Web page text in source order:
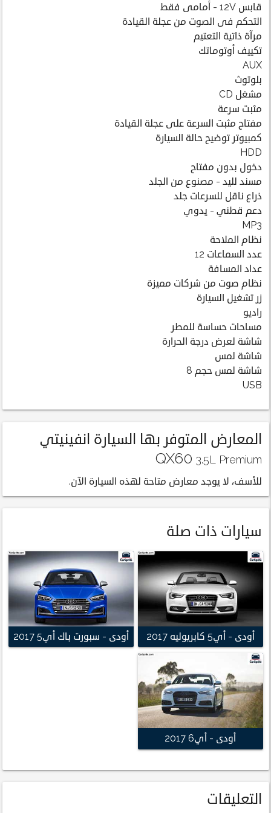
قابس 12V - أمامى فقط
التحكم فى الصوت من عجلة القيادة
مرآة ذاتية التعتيم
تكييف أوتوماتك
AUX
بلوتوث
مشغل CD
مثبت سرعة
مفتاح مثبت السرعة على عجلة القيادة
كمبيوتر توضيح حالة السيارة
HDD
دخول بدون مفتاح
مسند لليد - مصنوع من الجلد
ذراع ناقل للسرعات جلد
دعم قطني - يدوي
MP3
نظام الملاحة
عدد السماعات 12
عداد المسافة
نظام صوت من شركات مميزة
زر تشغيل السيارة
راديو
مساحات حساسة للمطر
شاشة لعرض درجة الحرارة
شاشة لمس
شاشة لمس حجم 8
USB
المعارض المتوفر بها السيارة انفينيتي
QX60 3.5L Premium
للأسف، لا يوجد معارض متاحة لهذه السيارة الآن.
سيارات ذات صلة
أودى - أي5 كابريوليه 2017 أودى - سبورت باك أي5 2017
أودى - أي6 2017
التعليقات